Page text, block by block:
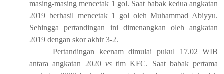
masing-masing mencetak 1 gol. Saat babak kedua angkatan
2019 berhasil mencetak 1 gol oleh Muhammad Abiyyu.
Sehingga pertandingan ini dimenangkan oleh angkatan
2019 dengan skor akhir 3-2.
Pertandingan keenam dimulai pukul 17.02 WIB
antara angkatan 2020 vstim KFC. Saat babak pertama